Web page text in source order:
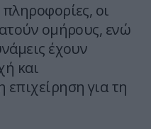
οι
ομήρους, ενώ
έχουν
και
για τη